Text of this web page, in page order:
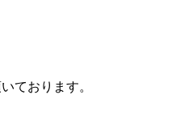
ております。